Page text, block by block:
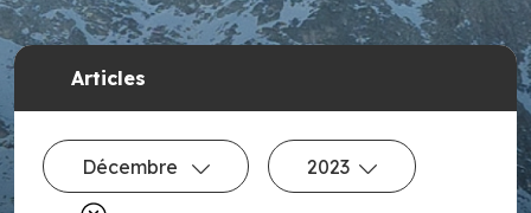
Articles
Décembre 2023